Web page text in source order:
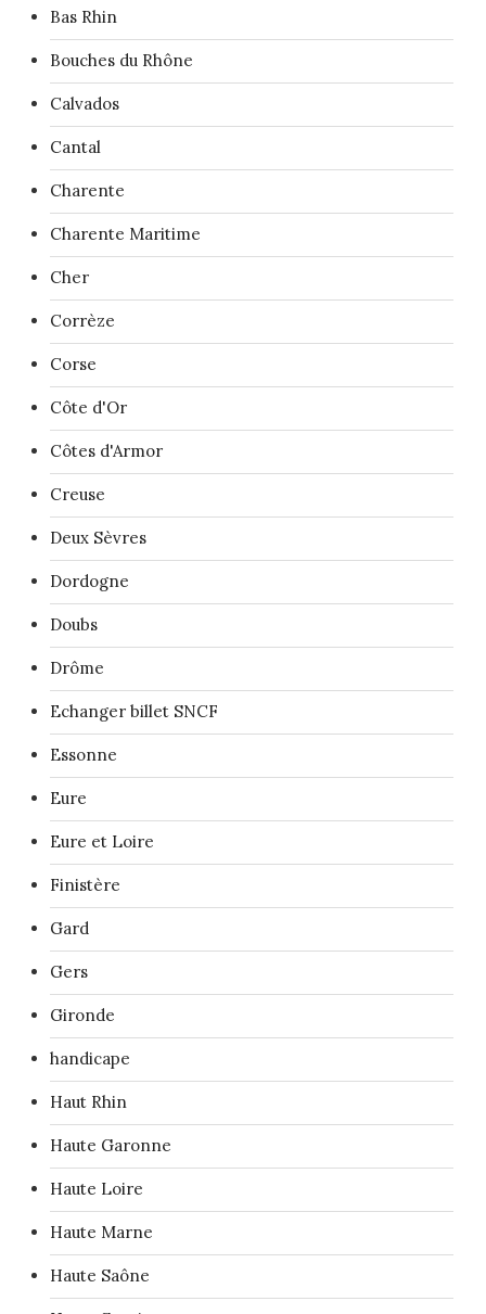
Bas Rhin
Bouches du Rhône
Calvados
Cantal
Charente
Charente Maritime
Cher
Corrèze
Corse
Côte d'Or
Côtes d'Armor
Creuse
Deux Sèvres
Dordogne
Doubs
Drôme
Echanger billet SNCF
Essonne
Eure
Eure et Loire
Finistère
Gard
Gers
Gironde
handicape
Haut Rhin
Haute Garonne
Haute Loire
Haute Marne
Haute Saône